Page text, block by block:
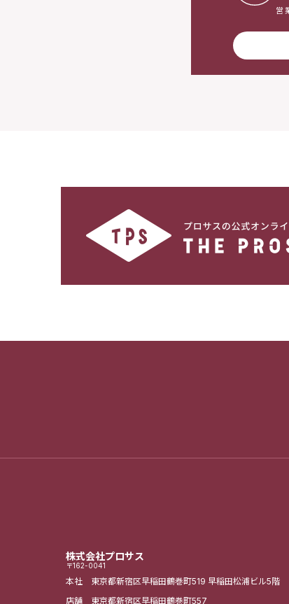
営
株式会社プロサス
〒162-0041
本社 東京都新宿区早稲田鶴巻町519 早稲田松浦ビル5階
店舗 東京都新宿区早稲田鶴巻町557